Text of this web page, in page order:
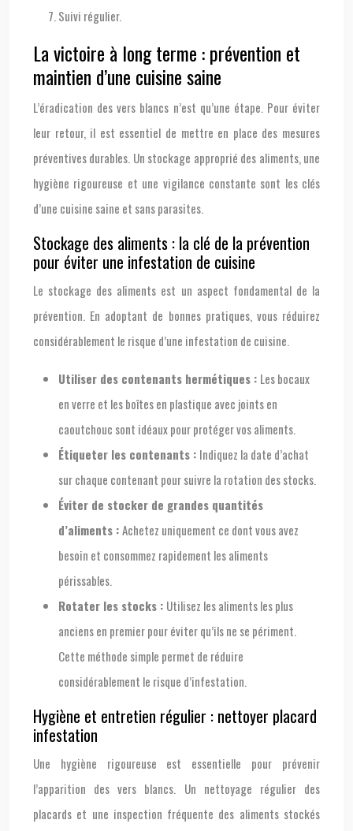
Suivi régulier.
La victoire à long terme : prévention et
maintien d’une cuisine saine
L’éradication des vers blancs n’est qu’une étape. Pour éviter
leur retour, il est essentiel de mettre en place des mesures
préventives durables. Un stockage approprié des aliments, une
hygiène rigoureuse et une vigilance constante sont les clés
d’une cuisine saine et sans parasites.
Stockage des aliments : la clé de la prévention
pour éviter une infestation de cuisine
Le stockage des aliments est un aspect fondamental de la
prévention. En adoptant de bonnes pratiques, vous réduirez
considérablement le risque d’une infestation de cuisine.
Utiliser des contenants hermétiques : Les bocaux
en verre et les boîtes en plastique avec joints en
caoutchouc sont idéaux pour protéger vos aliments.
Étiqueter les contenants : Indiquez la date d’achat
sur chaque contenant pour suivre la rotation des stocks.
Éviter de stocker de grandes quantités
d’aliments :Achetez uniquement ce dont vous avez
besoin et consommez rapidement les aliments
périssables.
Rotater les stocks : Utilisez les aliments les plus
anciens en premier pour éviter qu’ils ne se périment.
Cette méthode simple permet de réduire
considérablement le risque d’infestation.
Hygiène et entretien régulier : nettoyer placard
infestation
Une hygiène rigoureuse est essentielle pour prévenir
l’apparition des vers blancs. Un nettoyage régulier des
placards et une inspection fréquente des aliments stockés